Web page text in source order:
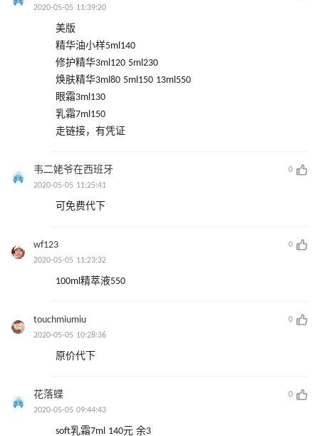
2020-05-05 11:39:20
美版
精华油小样5ml140
修护精华3ml120 5ml230
焕肤精华3ml80 5ml150 13ml550
眼霜3ml130
乳霜7ml150
走链接，有凭证
韦二姥爷在西班牙
0
2020-05-05 11:25:41
可免费代下
wf123
0
2020-05-05 11:23:32
100ml精萃液550
touchmiumiu
0
2020-05-05 10:28:36
原价代下
花落蝶
0
2020-05-05 09:44:43
soft乳霜7ml 140元 余3